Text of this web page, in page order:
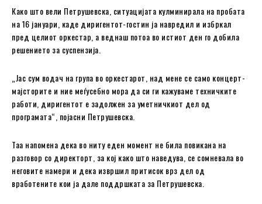
Како што вели Петрушевска, ситуацијата кулминирала на пробата
на 16 јануари, каде диригентот-гостин ја навредил и избркал
пред целиот оркестар, а веднаш потоа во истиот ден го добила
решението за суспензија.
„Јас сум водач на група во оркестарот, над мене се само концерт-
мајсторите и ние меѓусебно мора да си ги кажуваме техничките
работи, диригентот е задолжен за уметничкиот дел од
програмата“, појасни Петрушевска.
Таа напомена дека во ниту еден момент не била повикана на
разговор со директорт, за кој како што наведува, се сомневала во
неговите намери и дека извршил притисок врз дел од
вработените кои ја дале поддршката за Петрушевска.